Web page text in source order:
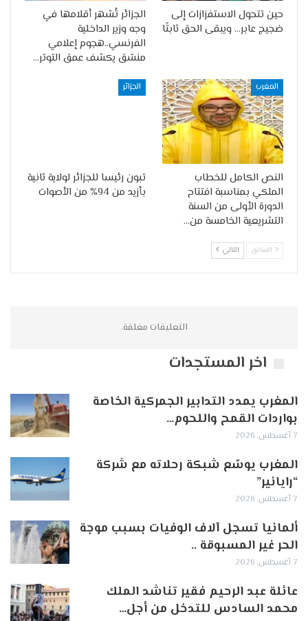
حين تتحول الاستفزازات إلى
ضجيج عابر… ويبقى الحق ثابتًا
الجزائر تُشهر أقلامها في
وجه وزير الداخلية
الفرنسي..هجوم إعلامي
منسّق يكشف عمق التوتر…
المغرب
النص الكامل للخطاب
الملكي بمناسبة افتتاح
الدورة الأولى من السنة
التشريعية الخامسة من…
الجزائر
تبون رئيسا للجزائر لولاية ثانية
بأزيد من 94% من الأصوات
السابق التالي
التعليقات مغلقة.
اخر المستجدات
المغرب يمدد التدابير الجمركية الخاصة
بواردات القمح واللحوم…
7 أغسطس, 2026
المغرب يوسّع شبكة رحلاته مع شركة
“رايانير”
7 أغسطس, 2026
ألمانيا تسجل آلاف الوفيات بسبب موجة
الحر غير المسبوقة ..
7 أغسطس, 2026
عائلة عبد الرحيم فقير تناشد الملك
محمد السادس للتدخل من أجل…